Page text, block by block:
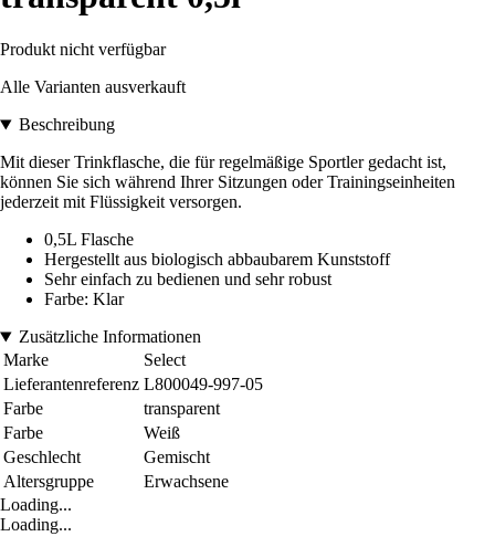
Produkt nicht verfügbar
Alle Varianten ausverkauft
Beschreibung
Mit dieser Trinkflasche, die für regelmäßige Sportler gedacht ist,
können Sie sich während Ihrer Sitzungen oder Trainingseinheiten
jederzeit mit Flüssigkeit versorgen.
0,5L Flasche
Hergestellt aus biologisch abbaubarem Kunststoff
Sehr einfach zu bedienen und sehr robust
Farbe: Klar
Zusätzliche Informationen
Marke
Select
Lieferantenreferenz L800049-997-05
Farbe
transparent
Farbe
Weiß
Geschlecht
Gemischt
Altersgruppe
Erwachsene
Loading...
Loading...